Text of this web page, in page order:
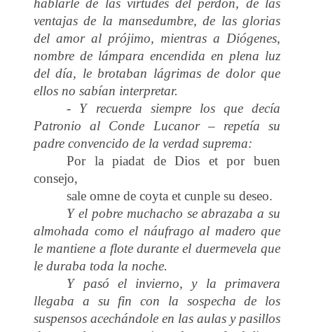
ventajas de la mansedumbre, de las glorias
del amor al prójimo, mientras a Diógenes,
nombre de lámpara encendida en plena luz
del día, le brotaban lágrimas de dolor que
ellos no sabían interpretar.
- Y recuerda siempre los que decía
Patronio al Conde Lucanor – repetía su
padre convencido de la verdad suprema:
Por la piadat de Dios et por buen
consejo,
sale omne de coyta et cunple su deseo.
Y el pobre muchacho se abrazaba a su
almohada como el náufrago al madero que
le mantiene a flote durante el duermevela que
le duraba toda la noche.
Y pasó el invierno, y la primavera
llegaba a su fin con la sospecha de los
suspensos acechándole en las aulas y pasillos